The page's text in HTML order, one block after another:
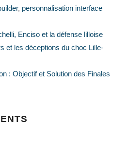
, personnalisation interface
Enciso et la défense lilloise
et les déceptions du choc Lille-
: Objectif et Solution des Finales